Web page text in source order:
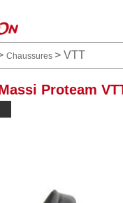
Chaussures > VTT
Proteam